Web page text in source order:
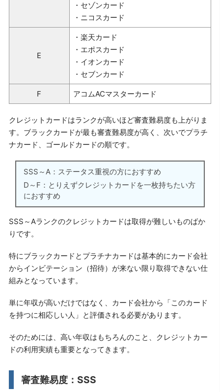
・セゾンカード
・ニコスカード
E
・楽天カード
・エポスカード
・イオンカード
・セブンカード
F アコムACマスターカード
クレジットカードはランクが高いほど審査難易度も上がりま
す。ブラックカードが最も審査難易度が高く、次いでプラチ
ナカード、ゴールドカードの順です。
SSS～A：ステータス重視の方におすすめ
D～F：とりえずクレジットカードを一枚持ちたい方
におすすめ
SSS～Aランクのクレジットカードは取得が難しいものばか
りです。
特にブラックカードとプラチナカードは基本的にカード会社
からインビテーション（招待）が来ない限り取得できない仕
組みとなっています。
単に年収が高いだけではなく、カード会社から「このカード
を持つに相応しい人」と評価される必要があります。
そのためには、高い年収はもちろんのこと、クレジットカー
ドの利用実績も重要となってきます。
審査難易度：SSS